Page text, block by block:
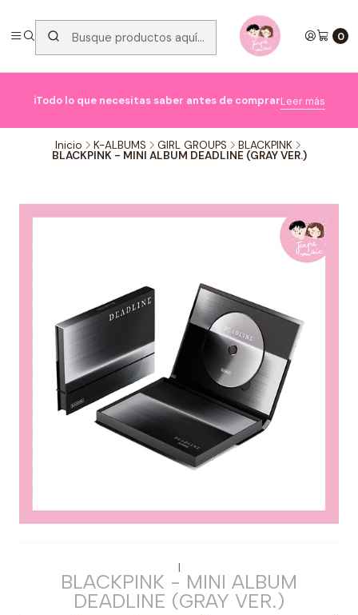
0
ℹ️Todo lo que necesitas saber antes de comprarLeer más
Inicio K-ALBUMS GIRL GROUPS BLACKPINK
BLACKPINK - MINI ALBUM DEADLINE (GRAY VER.)
|
BLACKPINK - MINI ALBUM
DEADLINE (GRAY VER.)